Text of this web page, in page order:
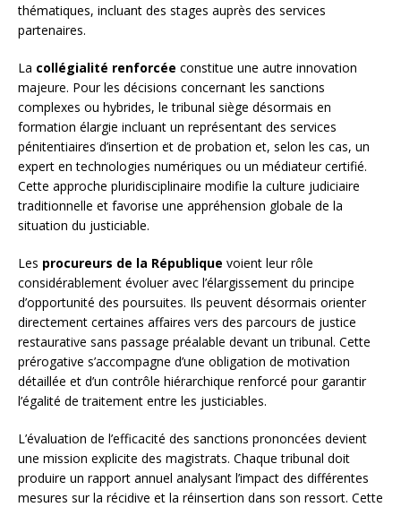
thématiques, incluant des stages auprès des services
partenaires.
La collégialité renforcée constitue une autre innovation
majeure. Pour les décisions concernant les sanctions
complexes ou hybrides, le tribunal siège désormais en
formation élargie incluant un représentant des services
pénitentiaires d’insertion et de probation et, selon les cas, un
expert en technologies numériques ou un médiateur certifié.
Cette approche pluridisciplinaire modifie la culture judiciaire
traditionnelle et favorise une appréhension globale de la
situation du justiciable.
Les procureurs de la République voient leur rôle
considérablement évoluer avec l’élargissement du principe
d’opportunité des poursuites. Ils peuvent désormais orienter
directement certaines affaires vers des parcours de justice
restaurative sans passage préalable devant un tribunal. Cette
prérogative s’accompagne d’une obligation de motivation
détaillée et d’un contrôle hiérarchique renforcé pour garantir
l’égalité de traitement entre les justiciables.
L’évaluation de l’efficacité des sanctions prononcées devient
une mission explicite des magistrats. Chaque tribunal doit
produire un rapport annuel analysant l’impact des différentes
mesures sur la récidive et la réinsertion dans son ressort. Cette